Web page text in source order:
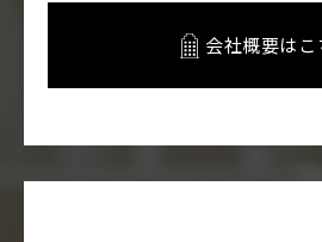
会社概要はこ